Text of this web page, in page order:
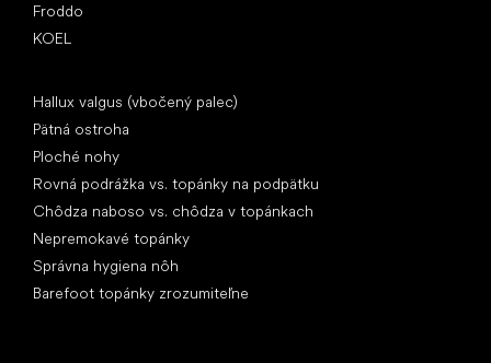
Froddo
KOEL
Hallux valgus (vbočený palec)
Pätná ostroha
Ploché nohy
Rovná podrážka vs. topánky na podpätku
Chôdza naboso vs. chôdza v topánkach
Nepremokavé topánky
Správna hygiena nôh
Barefoot topánky zrozumiteľne